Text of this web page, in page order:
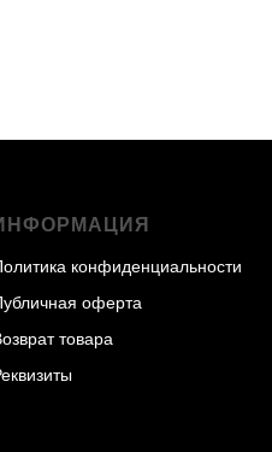
конфиденциальности
оферта
товара